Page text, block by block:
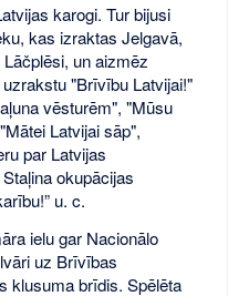
karogi. Tur bijusi
kas izraktas Jelgavā,
un aizmēz
"Brīvību Latvijai!"
vēsturēm", "Mūsu
Latvijai sāp",
par Latvijas
okupācijas
u. c.
ielu gar Nacionālo
uz Brīvības
klusuma brīdis. Spēlēta